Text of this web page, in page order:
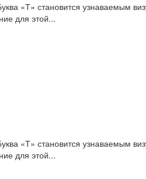
«Т» становится узнаваемым
для этой...
«Т» становится узнаваемым
для этой...